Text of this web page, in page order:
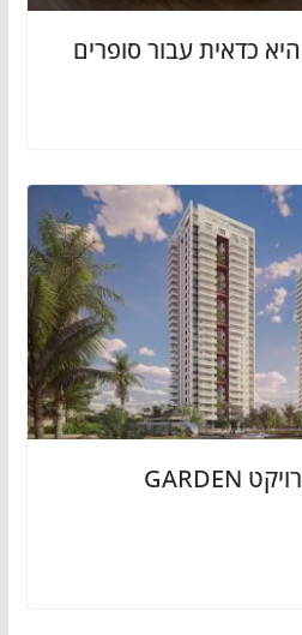
כדאית עבור סופרים
היתר בנייה ניתן לפרויקט GARDEN